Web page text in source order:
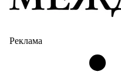
Реклама